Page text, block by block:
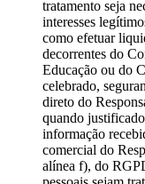
tratamento seja
interesses
como efetuar
decorrentes do
Educação ou do
celebrado,
direto do
quando
informação
comercial do
alínea f), do